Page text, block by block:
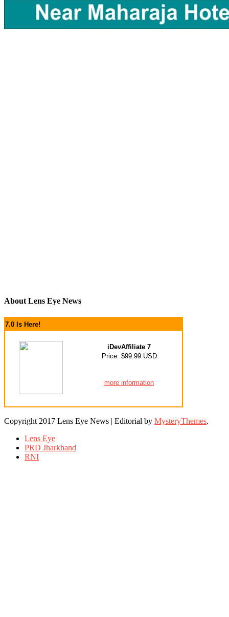
About Lens Eye News
7.0 Is Here!
iDevAffiliate 7
Price: $99.99 USD
more information
Copyright 2017 Lens Eye News | Editorial by MysteryThemes.
Lens Eye
PRD Jharkhand
RNI